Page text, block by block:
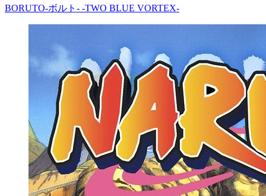
BORUTO-ボルト- -TWO BLUE VORTEX-